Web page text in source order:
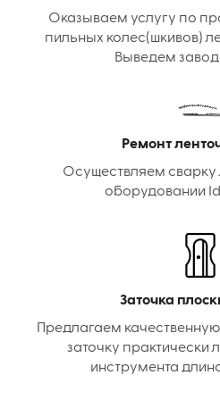
Оказываем услугу по
пильных колес(шкивов)
Выведем
Ремонт
Осуществляем сварку
оборудовании
Заточка
Предлагаем
заточку практически
инструмента